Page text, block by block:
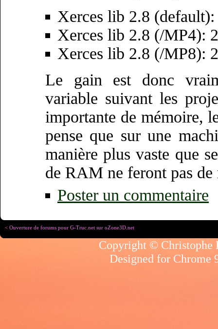
Xerces lib 2.8 (default):
Xerces lib 2.8 (/MP4):
Xerces lib 2.8 (/MP8):
Le gain est donc
variable suivant les
importante de mémoire,
pense que sur une
manière plus vaste que
de RAM ne feront pas de
Poster un commentaire
< Ouverture de forums pour G-Truc.net sur oZone3D.net
Copyright © Christophe
Designed for Chrome